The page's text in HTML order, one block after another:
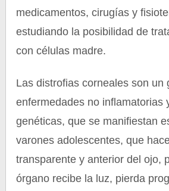
medicamentos, cirugías y
estudiando la posibilidad de
con células madre.
Las distrofias corneales son un
enfermedades no inflamatorias
genéticas, que se manifiestan
varones adolescentes, que
transparente y anterior del ojo,
órgano recibe la luz, pierda